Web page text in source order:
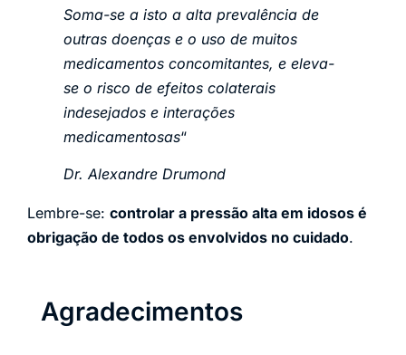
Soma-se a isto a alta prevalência de
outras doenças e o uso de muitos
medicamentos concomitantes, e eleva-
se o risco de efeitos colaterais
indesejados e interações
medicamentosas“
Dr. Alexandre Drumond
Lembre-se: controlar a pressão alta em idosos é
obrigação de todos os envolvidos no cuidado.
Agradecimentos